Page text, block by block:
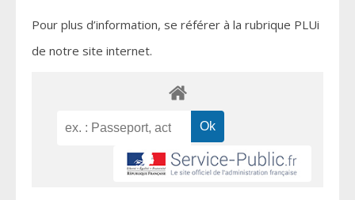
Pour plus d’information, se référer à la rubrique PLUi
de notre site internet.